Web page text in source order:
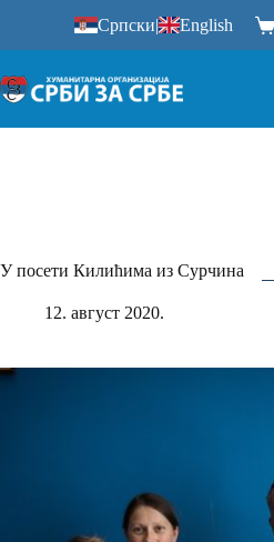
Српски| English
У посети Килићима из Сурчина
12. август 2020.